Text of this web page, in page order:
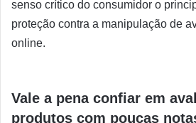
senso crítico do consumidor o
proteção contra a manipulação de
online.
Vale a pena confiar em
produtos com poucas